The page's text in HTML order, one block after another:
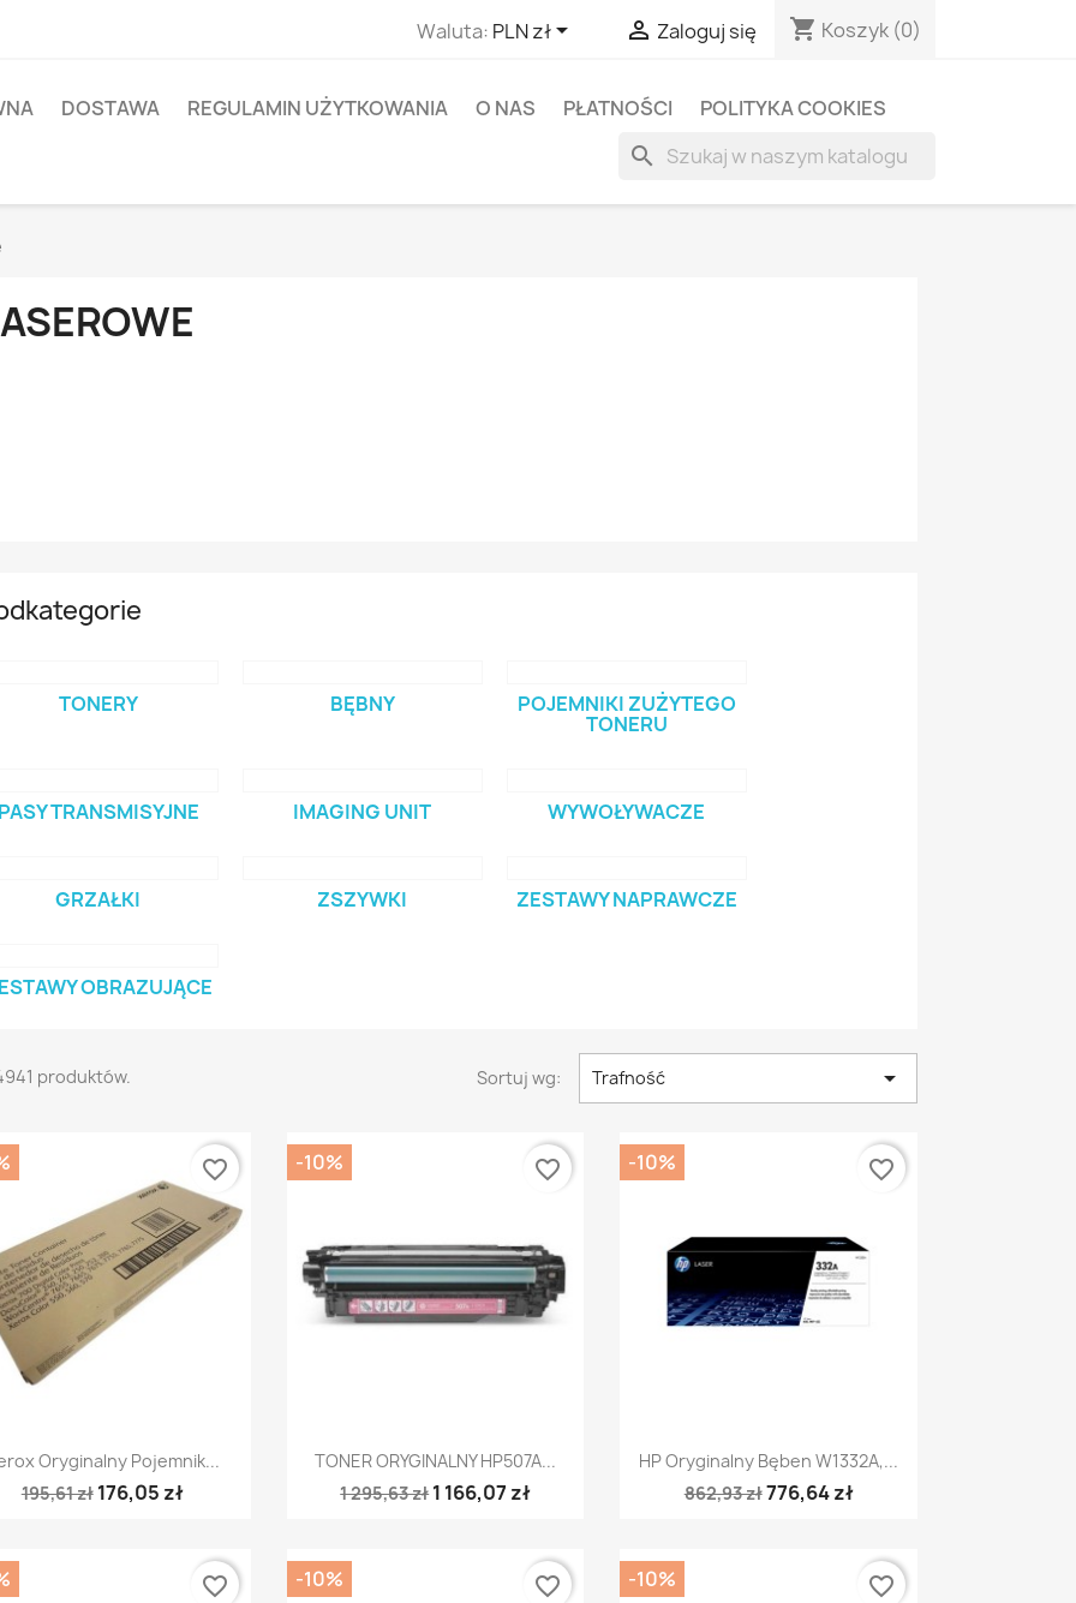
Waluta: PLN zł  Zaloguj się shopping_cart Koszyk (0)
DOSTAWA REGULAMIN UŻYTKOWANIA O NAS PŁATNOŚCI POLITYKA COOKIES
search
TONERY BĘBNY POJEMNIKI ZUŻYTEGO
TONERU
TRANSMISYJNE IMAGING UNIT WYWOŁYWACZE
GRZAŁKI ZSZYWKI ZESTAWY NAPRAWCZE
OBRAZUJĄCE
produktów. Sortuj wg: Trafność 
Szybki podgląd
Oryginalny Pojemnik...
195,61 zł 176,05 zł
favorite_border
Szybki podgląd
TONER ORYGINALNY HP507A...
1 295,63 zł1 166,07 zł
-10% favorite_border
Szybki podgląd
HP Oryginalny Bęben W1332A,...
862,93 zł776,64 zł
-10% favorite_border
favorite_border -10% favorite_border -10% favorite_border